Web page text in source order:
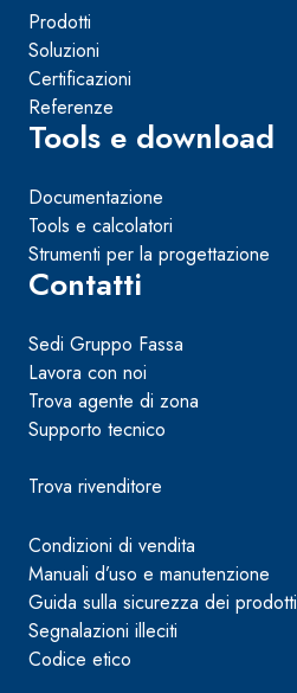
Prodotti
Soluzioni
Certificazioni
Referenze
Tools e download
Documentazione
Tools e calcolatori
Strumenti per la progettazione
Contatti
Sedi Gruppo Fassa
Lavora con noi
Trova agente di zona
Supporto tecnico
Trova rivenditore
Condizioni di vendita
Manuali d’uso e manutenzione
Guida sulla sicurezza dei prodotti
Segnalazioni illeciti
Codice etico